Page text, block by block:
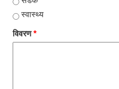
स्वास्थ्य
विवरण*